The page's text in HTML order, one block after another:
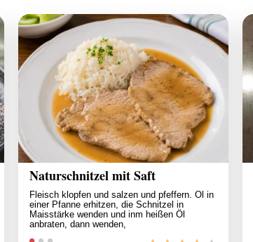
Naturschnitzel mit Saft
Fleisch klopfen und salzen und pfeffern. Öl in
einer Pfanne erhitzen, die Schnitzel in
Maisstärke wenden und inm heißen Öl
anbraten, dann wenden,